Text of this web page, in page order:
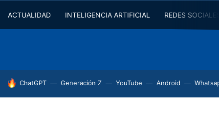
ACTUALIDAD INTELIGENCIA ARTIFICIAL REDES
HOY SE HABLA DE
ChatGPT Generación Z YouTube Android